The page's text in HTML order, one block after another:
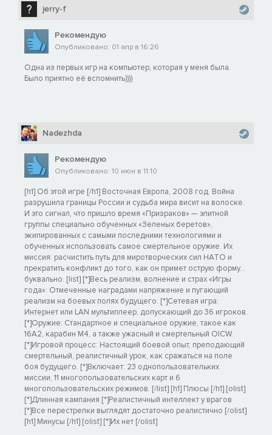
jerry-f
Рекомендую
Опубликовано: 01 апр в 16:26
Одна из первых игр на компьютер, которая у меня была.
Было приятно её вспомнить))))
Nadezhda
Рекомендую
Опубликовано: 10 июн в 11:10
[h1] Об этой игре [/h1] Восточная Европа, 2008 год. Война
разрушила границы России и судьба мира висит на волоске.
И это сигнал, что пришло время «Призраков» — элитной
группы специально обученных «Зеленых беретов»,
экипированных с самыми последними технологиями и
обученных использовать самое смертельное оружие. Их
миссия: расчистить путь для миротворческих сил НАТО и
прекратить конфликт до того, как он примет острую форму...
буквально. [list] [*]Весь реализм, волнение и страх «Игры
года»: Отмеченные наградами напряжение и пугающий
реализм на боевых полях будущего. [*]Сетевая игра:
Интернет или LAN мультиплеер, допускающий до 36 игроков.
[*]Оружие: Стандартное и специальное оружие, такое как
16A2, карабин M4, а также ужасный и смертельный OICW.
[*]Игровой процесс: Настоящий боевой опыт, преподающий
смертельный, реалистичный урок, как сражаться на поле
боя будущего. [*]Включает: 23 однопользовательких
миссии, 11 многопользовательских карт и 6
многопользовательских режимов. [/list] [h1] Плюсы [/h1] [olist]
[*]Длинная кампания [*]Реалистичный интеллект у врагов
[*]Все перестрелки выглядят достаточно реалистично [/olist]
[h1] Минусы [/h1] [olist] [*]Их нет [/olist]